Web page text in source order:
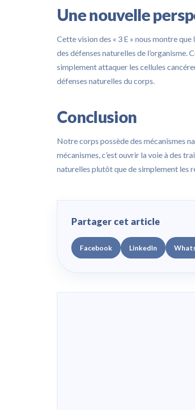
Une nouvelle
Cette vision des « 3 E » nous montre que
des défenses naturelles de
simplement attaquer les cellules
défenses naturelles du corps.
Conclusion
Notre corps possède des mécanismes
mécanismes, c’est ouvrir la voie à des
naturelles plutôt que de simplement les
Partager cet article
Facebook LinkedIn